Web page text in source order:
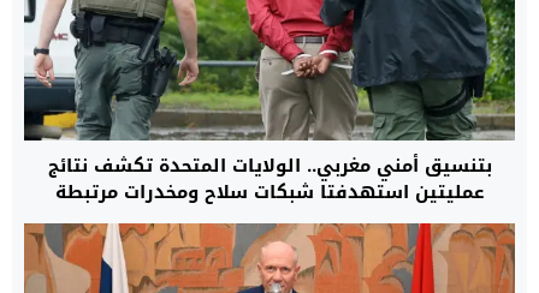
بتنسيق أمني مغربي.. الولايات المتحدة تكشف نتائج
عمليتين استهدفتا شبكات سلاح ومخدرات مرتبطة
بكارتلات ومنظمات مصنفة إرهابية